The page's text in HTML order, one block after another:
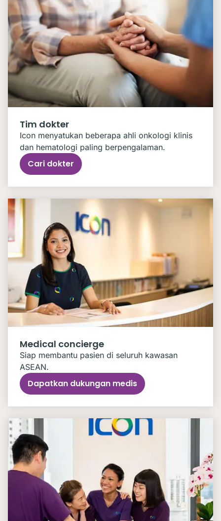
Tim dokter
Icon menyatukan beberapa ahli onkologi klinis
dan hematologi paling berpengalaman.
Cari dokter
Medical concierge
Siap membantu pasien di seluruh kawasan
ASEAN.
Dapatkan dukungan medis